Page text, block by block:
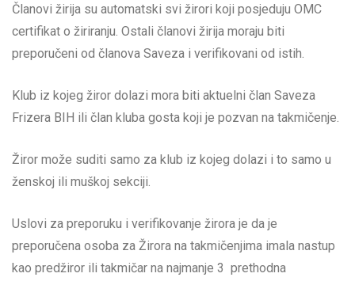
Članovi žirija su automatski svi žirori koji posjeduju OMC
certifikat o žiriranju. Ostali članovi žirija moraju biti
preporučeni od članova Saveza i verifikovani od istih.
Klub iz kojeg žiror dolazi mora biti aktuelni član Saveza
Frizera BIH ili član kluba gosta koji je pozvan na takmičenje.
Žiror može suditi samo za klub iz kojeg dolazi i to samo u
ženskoj ili muškoj sekciji.
Uslovi za preporuku i verifikovanje žirora je da je
preporučena osoba za Žirora na takmičenjima imala nastup
kao predžiror ili takmičar na najmanje 3 prethodna